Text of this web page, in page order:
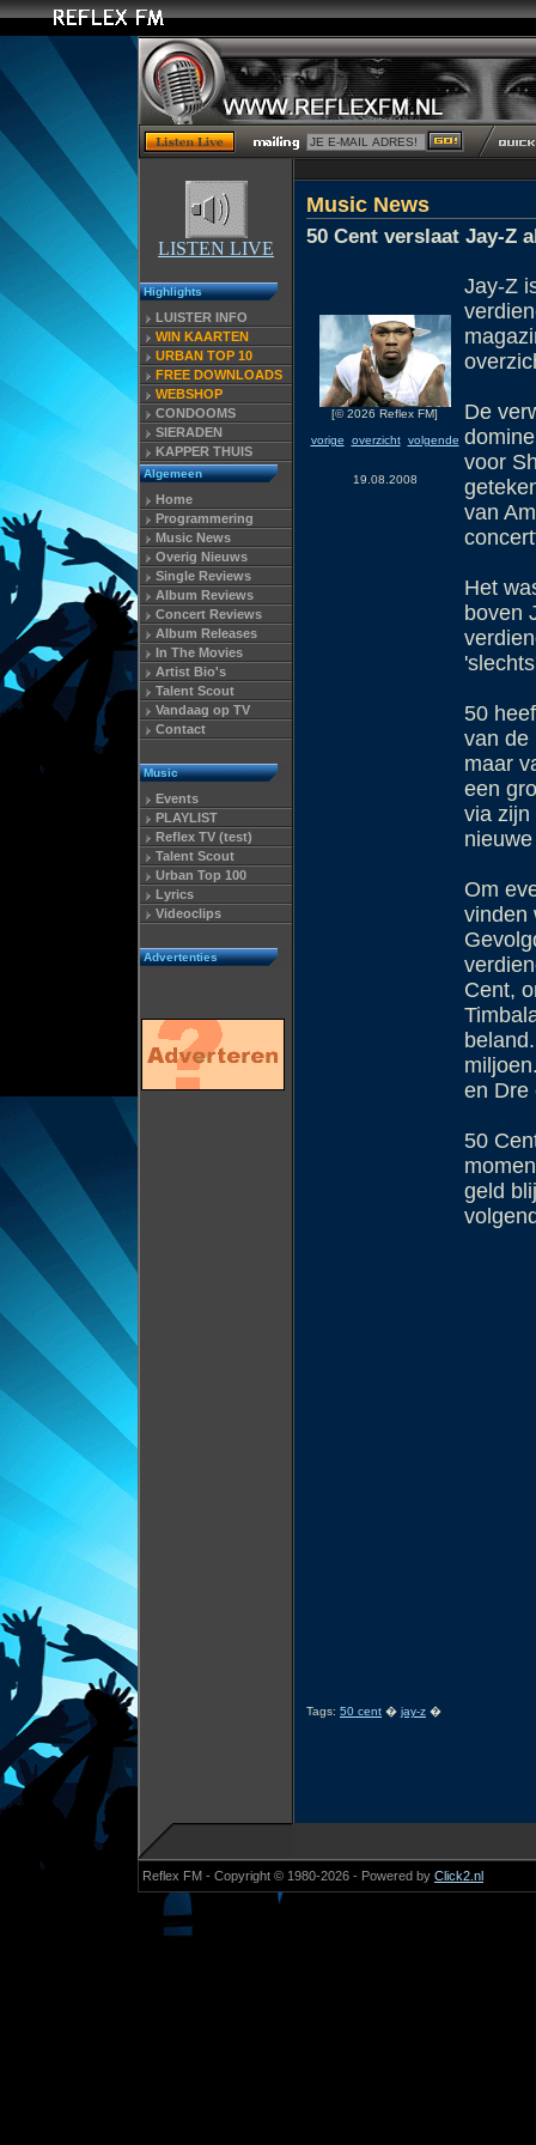
LISTEN LIVE
Highlights
LUISTER INFO
WIN KAARTEN
URBAN TOP 10
FREE DOWNLOADS
WEBSHOP
CONDOOMS
SIERADEN
KAPPER THUIS
Algemeen
Home
Programmering
Music News
Overig Nieuws
Single Reviews
Album Reviews
Concert Reviews
Album Releases
In The Movies
Artist Bio's
Talent Scout
Vandaag op TV
Contact
Music
Events
PLAYLIST
Reflex TV (test)
Talent Scout
Urban Top 100
Lyrics
Videoclips
Advertenties
Music News
50 Cent verslaat Jay-Z
[© 2026 Reflex FM]
vorige
overzicht volgende
19.08.2008
Jay-Z
De
voor
van
Het
boven
50
van de
maar
een
via zijn
Om
vinden
Cent,
en Dre
50
geld
Tags: 50 cent � jay-z �
Reflex FM - Copyright © 1980-2026 - Powered by Click2.nl